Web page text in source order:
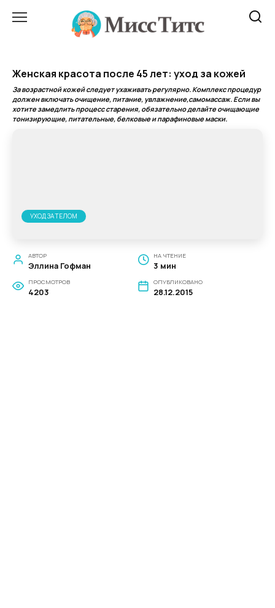
Женская красота после 45 лет: уход за кожей
За возрастной кожей следует ухаживать регулярно. Комплекс процедур
должен включать очищение, питание, увлажнение,самомассаж. Если вы
хотите замедлить процесс старения, обязательно делайте очищающие
тонизирующие, питательные, белковые и парафиновые маски.
УХОД ЗА ТЕЛОМ
АВТОР
Эллина Гофман
НА ЧТЕНИЕ
3 мин
ПРОСМОТРОВ
4203
ОПУБЛИКОВАНО
28.12.2015